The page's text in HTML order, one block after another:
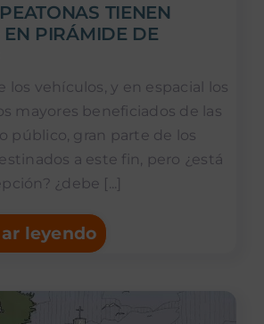
TIENEN
PIRÁMIDE DE
los vehículos, y en espacial los
mayores beneficiados de las
público, gran parte de los
a este fin, pero ¿está
¿debe [...]
leyendo